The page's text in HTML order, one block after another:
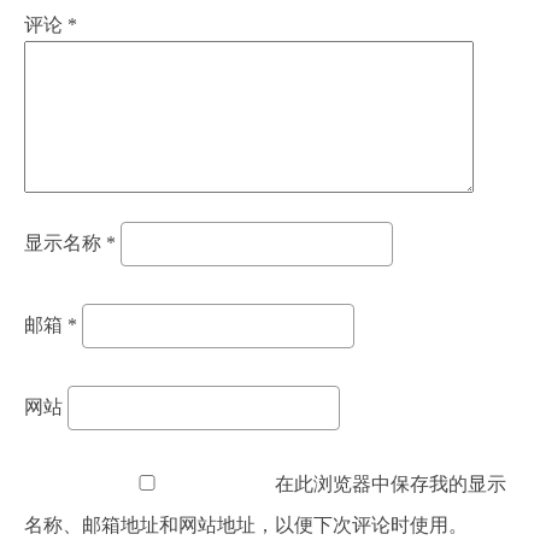
评论 *
显示名称 *
邮箱 *
网站
在此浏览器中保存我的显示
名称、邮箱地址和网站地址，以便下次评论时使用。